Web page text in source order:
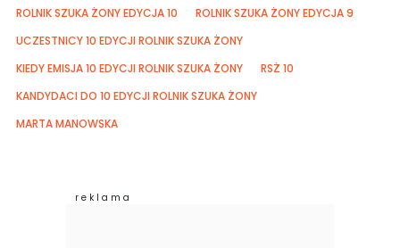
ROLNIK SZUKA ŻONY EDYCJA 10
ROLNIK SZUKA ŻONY EDYCJA 9
UCZESTNICY 10 EDYCJI ROLNIK SZUKA ŻONY
KIEDY EMISJA 10 EDYCJI ROLNIK SZUKA ŻONY
RSŻ 10
KANDYDACI DO 10 EDYCJI ROLNIK SZUKA ŻONY
MARTA MANOWSKA